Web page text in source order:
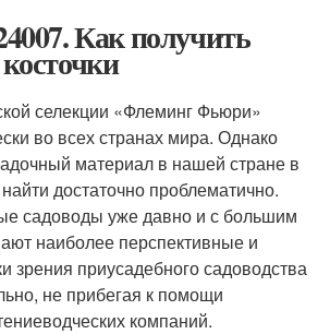
Как получить
селекции «Флеминг Фьюри»
во всех странах мира. Однако
материал в нашей стране в
достаточно проблематично.
садоводы уже давно и с большим
наиболее перспективные и
зрения приусадебного садоводства
не прибегая к помощи
компаний.